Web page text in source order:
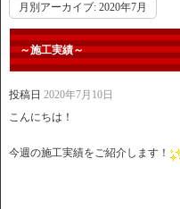
月別アーカイブ: 2020年7月
～施工実績～
投稿日 2020年7月10日
こんにちは！
今週の施工実績をご紹介します！